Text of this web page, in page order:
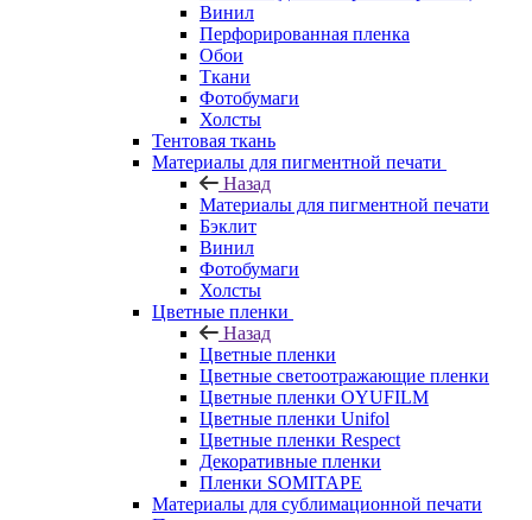
Винил
Перфорированная пленка
Обои
Ткани
Фотобумаги
Холсты
Тентовая ткань
Материалы для пигментной печати
Назад
Материалы для пигментной печати
Бэклит
Винил
Фотобумаги
Холсты
Цветные пленки
Назад
Цветные пленки
Цветные светоотражающие пленки
Цветные пленки OYUFILM
Цветные пленки Unifol
Цветные пленки Respect
Декоративные пленки
Пленки SOMITAPE
Материалы для сублимационной печати